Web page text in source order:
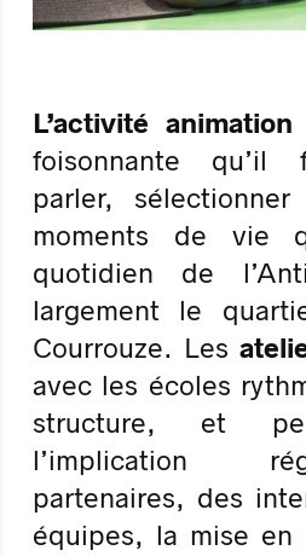
L’activité
foisonnante
parler,
moments de vie
quotidien de
largement le
Courrouze. Les
avec les écoles
structure, et
l’implication
partenaires, des
équipes, la mise en